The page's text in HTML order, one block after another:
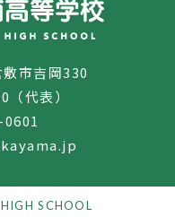
市吉岡330
代表）
SCHOOL